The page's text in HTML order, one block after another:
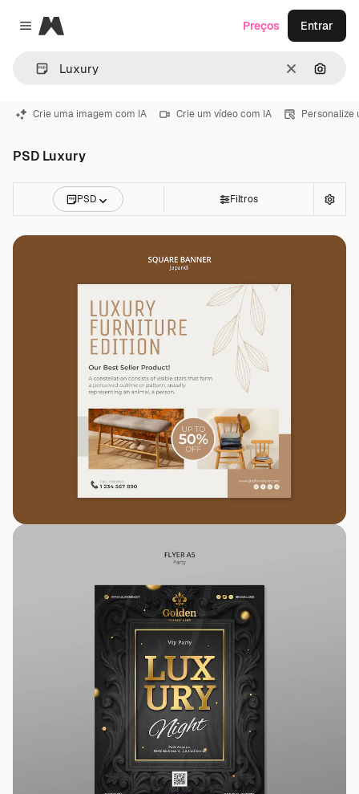
Close menu
Magnific
Limpar
Preços Entrar
Crie uma imagem com IA Crie um vídeo com IA Personalize
PSD Luxury
PSD Filtros